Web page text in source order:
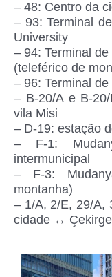
– 48: Centro da
– 93: Terminal
University
– 94: Terminal
(teleférico de
– 96: Terminal
– B-20/A e B-
vila Misi
– D-19: estação
– F-1:
intermunicipal
– F-3:
montanha)
– 1/A, 2/E, 29/A,
cidade ↔